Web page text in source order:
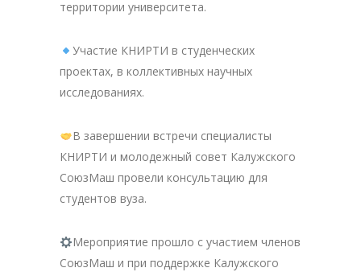
территории университета.
Участие КНИРТИ в студенческих
проектах, в коллективных научных
исследованиях.
В завершении встречи специалисты
КНИРТИ и молодежный совет Калужского
СоюзМаш провели консультацию для
студентов вуза.
Мероприятие прошло с участием членов
СоюзМаш и при поддержке Калужского